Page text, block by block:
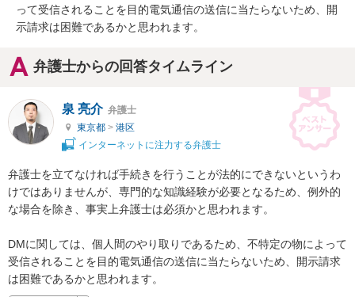
って受信されることを目的電気通信の送信に当たらないため、開
示請求は困難であるかと思われます。
弁護士からの回答タイムライン
泉 亮介 弁護士
東京都 > 港区
インターネットに注力する弁護士
弁護士を立てなければ手続きを行うことが法的にできないというわ
けではありませんが、専門的な知識経験が必要となるため、例外的
な場合を除き、事実上弁護士は必須かと思われます。
DMに関しては、個人間のやり取りであるため、不特定の物によって
受信されることを目的電気通信の送信に当たらないため、開示請求
は困難であるかと思われます。